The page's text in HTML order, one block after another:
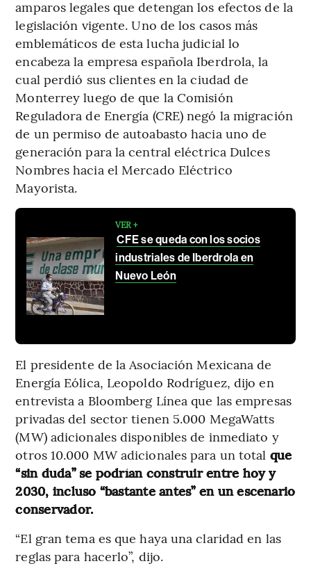
amparos legales que detengan los efectos de la
legislación vigente. Uno de los casos más
emblemáticos de esta lucha judicial lo
encabeza la empresa española Iberdrola, la
cual perdió sus clientes en la ciudad de
Monterrey luego de que la Comisión
Reguladora de Energía (CRE) negó la migración
de un permiso de autoabasto hacia uno de
generación para la central eléctrica Dulces
Nombres hacia el Mercado Eléctrico
Mayorista.
VER +
CFE se queda con los socios
industriales de Iberdrola en
Nuevo León
El presidente de la Asociación Mexicana de
Energía Eólica, Leopoldo Rodríguez, dijo en
entrevista a Bloomberg Línea que las empresas
privadas del sector tienen 5.000 MegaWatts
(MW) adicionales disponibles de inmediato y
otros 10.000 MW adicionales para un total que
“sin duda” se podrían construir entre hoy y
2030, incluso “bastante antes” en un escenario
conservador.
“El gran tema es que haya una claridad en las
reglas para hacerlo”, dijo.